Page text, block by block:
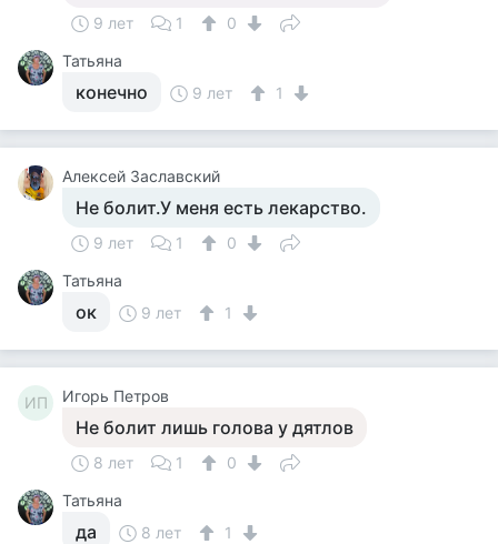
9 лет 1
0
Татьяна
конечно 9 лет 1
Алексей Заславский
Не болит.У меня есть лекарство.
9 лет 1
0
Татьяна
ок 9 лет 1
ИП Игорь Петров
Не болит лишь голова у дятлов
8 лет 1
0
Татьяна
да 8 лет 1